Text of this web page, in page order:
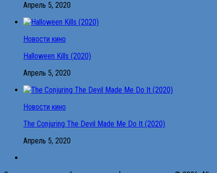
Апрель 5, 2020
Новости кино
Halloween Kills (2020)
Апрель 5, 2020
Новости кино
The Conjuring The Devil Made Me Do It (2020)
Апрель 5, 2020